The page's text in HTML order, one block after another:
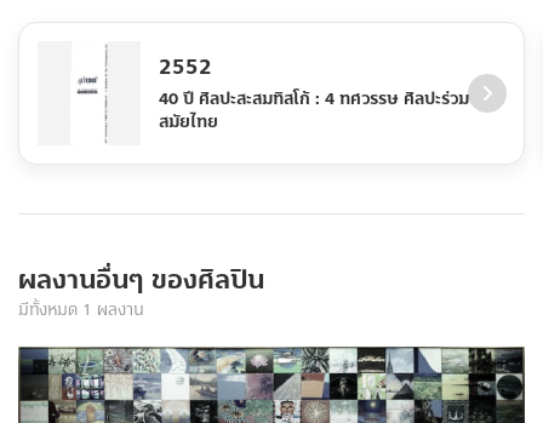
2552
40 ปี ศิลปะสะสมทิสโก้ : 4 ทศวรรษ ศิลปะร่วม
สมัยไทย
ผลงานอื่นๆ ของศิลปิน
มีทั้งหมด 1 ผลงาน